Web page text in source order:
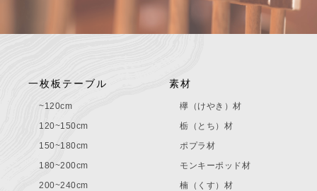
一枚板テーブル
~120cm
120~150cm
150~180cm
180~200cm
200~240cm
素材
欅（けやき）材
栃（とち）材
ポプラ材
モンキーポッド材
楠（くす）材